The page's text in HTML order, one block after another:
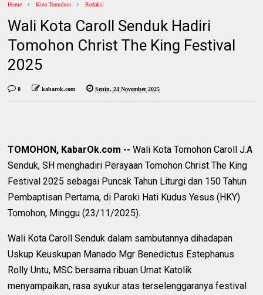
Home Kota Tomohon Redaksi
Wali Kota Caroll Senduk Hadiri
Tomohon Christ The King Festival
2025
0 kabarok.com Senin, 24 November 2025
TOMOHON, KabarOk.com -- Wali Kota Tomohon Caroll J.A
Senduk, SH menghadiri Perayaan Tomohon Christ The King
Festival 2025 sebagai Puncak Tahun Liturgi dan 150 Tahun
Pembaptisan Pertama, di Paroki Hati Kudus Yesus (HKY)
Tomohon, Minggu (23/11/2025).
Wali Kota Caroll Senduk dalam sambutannya dihadapan
Uskup Keuskupan Manado Mgr Benedictus Estephanus
Rolly Untu, MSC bersama ribuan Umat Katolik
menyampaikan, rasa syukur atas terselenggaranya festival